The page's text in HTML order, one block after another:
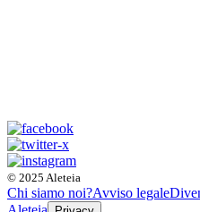
© 2025 Aleteia
Chi siamo noi?Avviso legale